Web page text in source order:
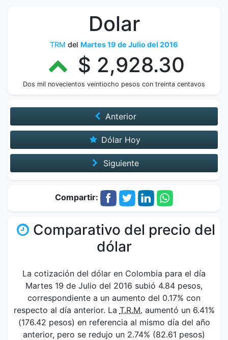
Dolar
TRM del Martes 19 de Julio del 2016
$ 2,928.30
Dos mil novecientos veintiocho pesos con treinta centavos
Anterior
Dólar Hoy
Siguiente
Compartir:
Comparativo del precio del
dólar
La cotización del dólar en Colombia para el día
Martes 19 de Julio del 2016 subió 4.84 pesos,
correspondiente a un aumento del 0.17% con
respecto al día anterior. La T.R.M. aumentó un 6.41%
(176.42 pesos) en referencia al mismo día del año
anterior, pero se redujo un 2.74% (82.61 pesos)